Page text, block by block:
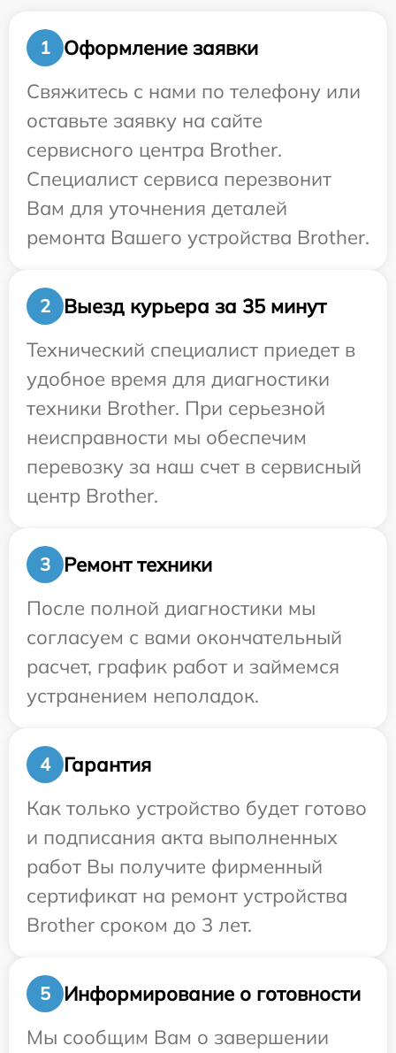
1
Оформление заявки
Свяжитесь с нами по телефону или
оставьте заявку на сайте
сервисного центра Brother.
Специалист сервиса перезвонит
Вам для уточнения деталей
ремонта Вашего устройства Brother.
2
Выезд курьера за 35 минут
Технический специалист приедет в
удобное время для диагностики
техники Brother. При серьезной
неисправности мы обеспечим
перевозку за наш счет в сервисный
центр Brother.
3
Ремонт техники
После полной диагностики мы
согласуем с вами окончательный
расчет, график работ и займемся
устранением неполадок.
4
Гарантия
Как только устройство будет готово
и подписания акта выполненных
работ Вы получите фирменный
сертификат на ремонт устройства
Brother сроком до 3 лет.
5
Информирование о готовности
Мы сообщим Вам о завершении